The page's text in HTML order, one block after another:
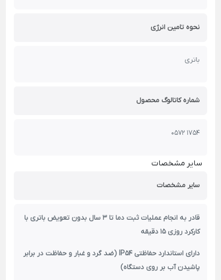
نحوه تامین انرژی
باتری
شماره کاتالوگ محصول
0572 1754
سایر مشخصات
سایر مشخصات
قادر به انجام عملیات ثبت دما تا 3 سال بدون تعویض باتری با
کارکرد روزی 15 دقیقه
دارای استاندارد حفاظتی
(ضد گرد و غبار و حفاظت در برابر
پاشیدن آب بر روی دستگاه)